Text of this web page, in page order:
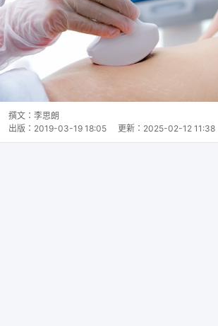
撰文： 李思朗
出版： 2019-03-19 18:05 更新： 2025-02-12 11:38